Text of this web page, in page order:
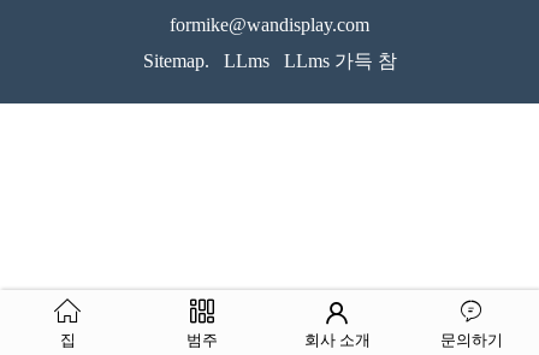
formike@wandisplay.com
Sitemap.
LLms LLms 가득 참
집 범주 회사 소개 문의하기